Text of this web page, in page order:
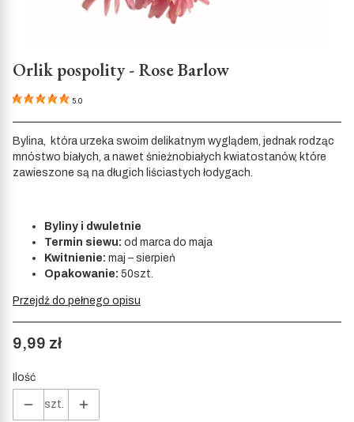
Orlik pospolity - Rose Barlow
5.0
Bylina, która urzeka swoim delikatnym wyglądem, jednak rodząc
mnóstwo białych, a nawet śnieżnobiałych kwiatostanów, które
zawieszone są na długich liściastych łodygach.
Byliny i dwuletnie
Termin siewu: od marca do maja
Kwitnienie: maj – sierpień
Opakowanie: 50szt.
Przejdź do pełnego opisu
Cena
9,99 zł
Ilość
szt.